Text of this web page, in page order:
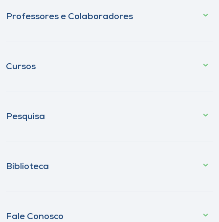
Professores e Colaboradores
Cursos
Pesquisa
Biblioteca
Fale Conosco